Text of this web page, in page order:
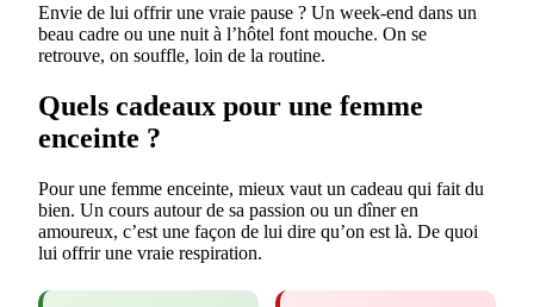
Envie de lui offrir une vraie pause ? Un week-end dans un
beau cadre ou une nuit à l’hôtel font mouche. On se
retrouve, on souffle, loin de la routine.
Quels cadeaux pour une femme
enceinte ?
Pour une femme enceinte, mieux vaut un cadeau qui fait du
bien. Un cours autour de sa passion ou un dîner en
amoureux, c’est une façon de lui dire qu’on est là. De quoi
lui offrir une vraie respiration.